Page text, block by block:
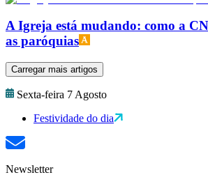
A Igreja está mudando: como a
as paróquias
Carregar mais artigos
Sexta-feira 7 Agosto
Festividade do dia
Newsletter